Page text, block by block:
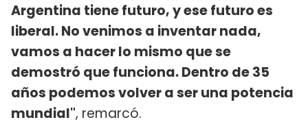
Argentina tiene futuro, y ese futuro es
liberal. No venimos a inventar nada,
vamos a hacer lo mismo que se
demostró que funciona. Dentro de 35
años podemos volver a ser una potencia
mundial", remarcó.